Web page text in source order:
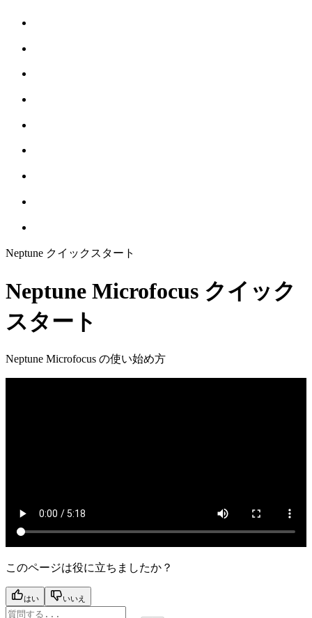
Neptune クイックスタート
Neptune Microfocus クイック
スタート
Neptune Microfocus の使い始め方
このページは役に立ちましたか？
はい いいえ